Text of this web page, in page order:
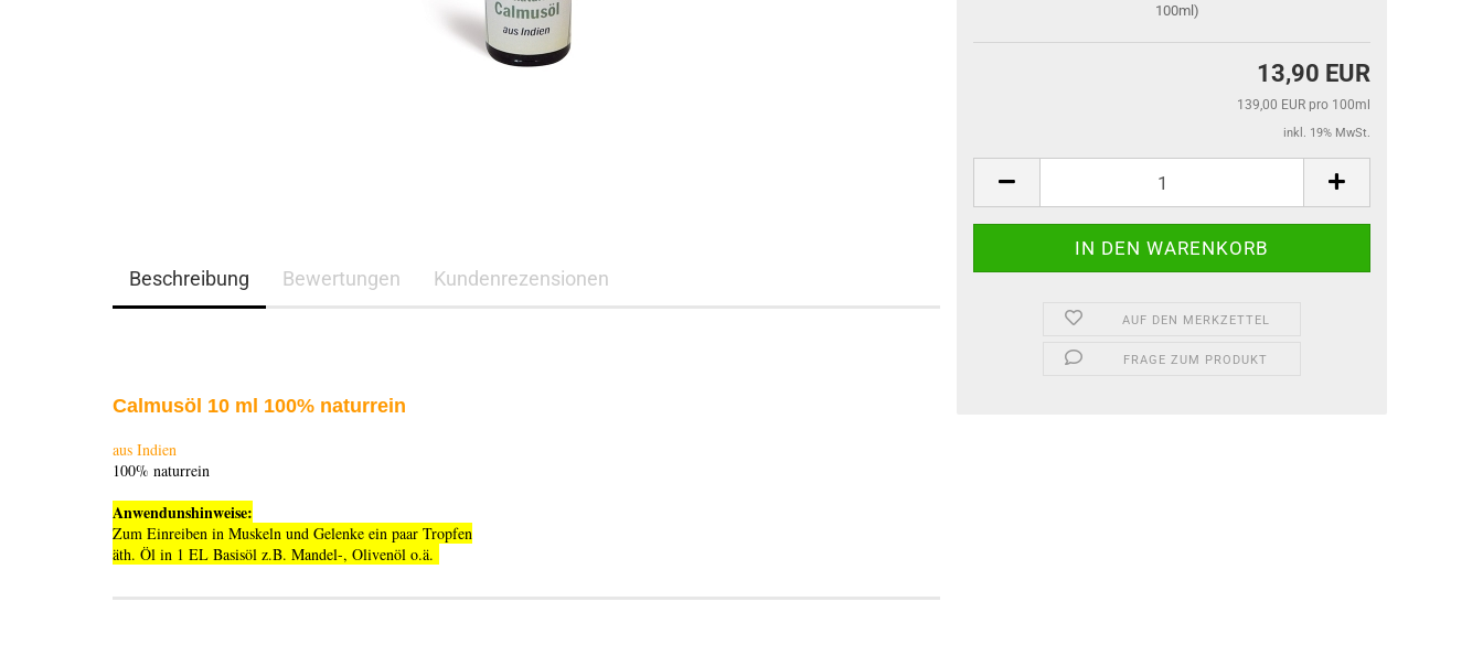
100ml)
13,90 EUR
139,00 EUR pro 100ml
inkl. 19% MwSt.
AUF DEN MERKZETTEL
FRAGE ZUM PRODUKT
Beschreibung Bewertungen Kundenrezensionen
Calmusöl 10 ml 100% naturrein
aus Indien
100% naturrein
Anwendunshinweise:
Zum Einreiben in Muskeln und Gelenke ein paar Tropfen
äth. Öl in 1 EL Basisöl z.B. Mandel-, Olivenöl o.ä.